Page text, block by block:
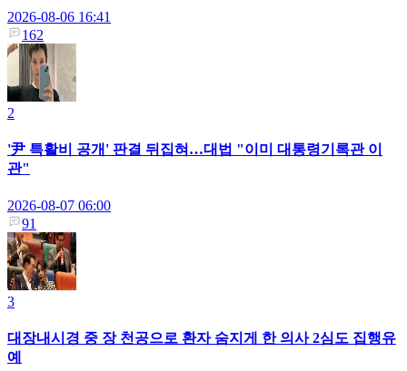
2026-08-06 16:41
162
2
'尹 특활비 공개' 판결 뒤집혀…대법 "이미 대통령기록관 이
관"
2026-08-07 06:00
91
3
대장내시경 중 장 천공으로 환자 숨지게 한 의사 2심도 집행유
예